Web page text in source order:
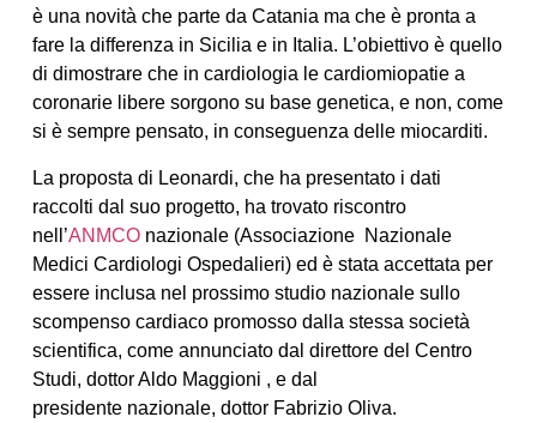
è una novità che parte da Catania ma che è pronta a
fare la differenza in Sicilia e in Italia. L’obiettivo è quello
di dimostrare che in cardiologia le cardiomiopatie a
coronarie libere sorgono su base genetica, e non, come
si è sempre pensato, in conseguenza delle miocarditi.
La proposta di Leonardi, che ha presentato i dati
raccolti dal suo progetto, ha trovato riscontro
nell’ANMCOnazionale (Associazione Nazionale
Medici Cardiologi Ospedalieri) ed è stata accettata per
essere inclusa nel prossimo studio nazionale sullo
scompenso cardiaco promosso dalla stessa società
scientifica, come annunciato dal direttore del Centro
Studi, dottor Aldo Maggioni , e dal
presidente nazionale, dottor Fabrizio Oliva.